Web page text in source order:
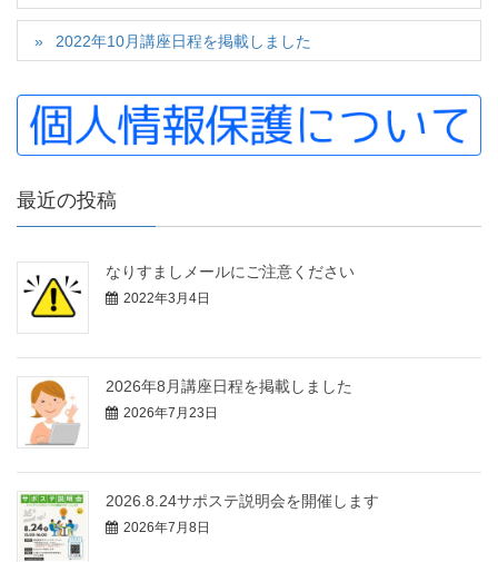
2022年10月講座日程を掲載しました
最近の投稿
なりすましメールにご注意ください
2022年3月4日
2026年8月講座日程を掲載しました
2026年7月23日
2026.8.24サポステ説明会を開催します
2026年7月8日